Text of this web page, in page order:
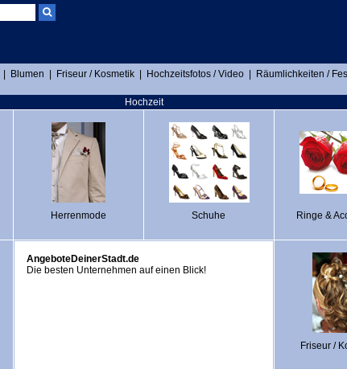
Blumen Friseur / Kosmetik Hochzeitsfotos / Video Räumlichkeiten /
Hochzeit
Herrenmode Schuhe Ringe &
AngeboteDeinerStadt.de
Die besten Unternehmen auf einen Blick!
Friseur /